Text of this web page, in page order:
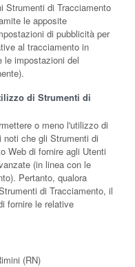
Strumenti di Tracciamento
le apposite
di pubblicità per
al tracciamento in
le impostazioni del
di Strumenti di
o meno l'utilizzo di
che gli Strumenti di
Web di fornire agli Utenti
(in linea con le
Pertanto, qualora
di Tracciamento, il
fornire le relative
(RN)